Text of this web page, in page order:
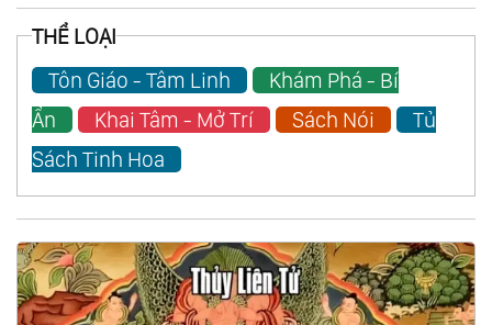
THỂ LOẠI
Tôn Giáo - Tâm Linh
Khám Phá - Bí
Ẩn
Khai Tâm - Mở Trí Sách Nói
Tủ
Sách Tinh Hoa